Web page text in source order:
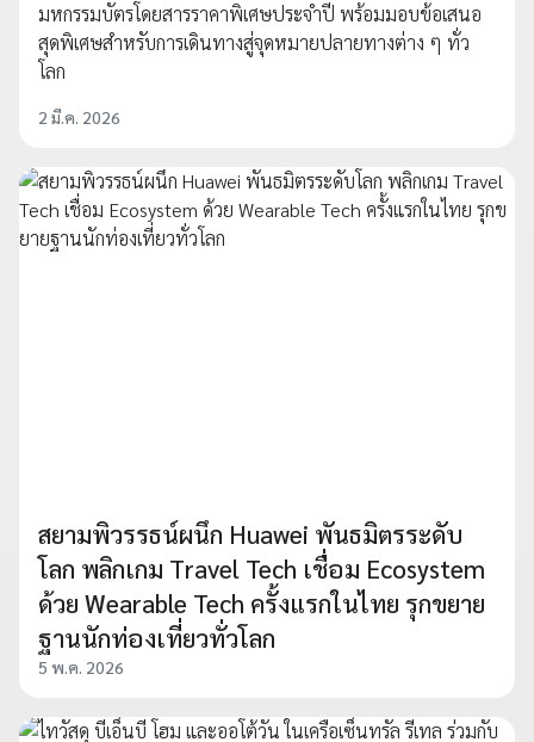
มหกรรมบัตรโดยสารราคาพิเศษประจำปี พร้อมมอบข้อเสนอ
สุดพิเศษสำหรับการเดินทางสู่จุดหมายปลายทางต่าง ๆ ทั่ว
โลก
2 มี.ค. 2026
สยามพิวรรธน์ผนึก Huawei พันธมิตรระดับ
โลก พลิกเกม Travel Tech เชื่อม Ecosystem
ด้วย Wearable Tech ครั้งแรกในไทย รุกขยาย
ฐานนักท่องเที่ยวทั่วโลก
5 พ.ค. 2026